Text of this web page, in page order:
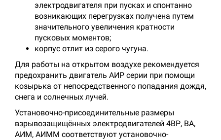
электродвигателя при пусках и спонтанно
возникающих перегрузках получена путем
значительного увеличения кратности
пусковых моментов;
корпус отлит из серого чугуна.
Для работы на открытом воздухе рекомендуется
предохранить двигатель АИР серии при помощи
козырька от непосредственного попадания дождя,
снега и солнечных лучей.
Установочно-присоединительные размеры
взрывозащищённых электродвигателей 4ВР, ВА,
АИМ, АИММ соответствуют установочно-